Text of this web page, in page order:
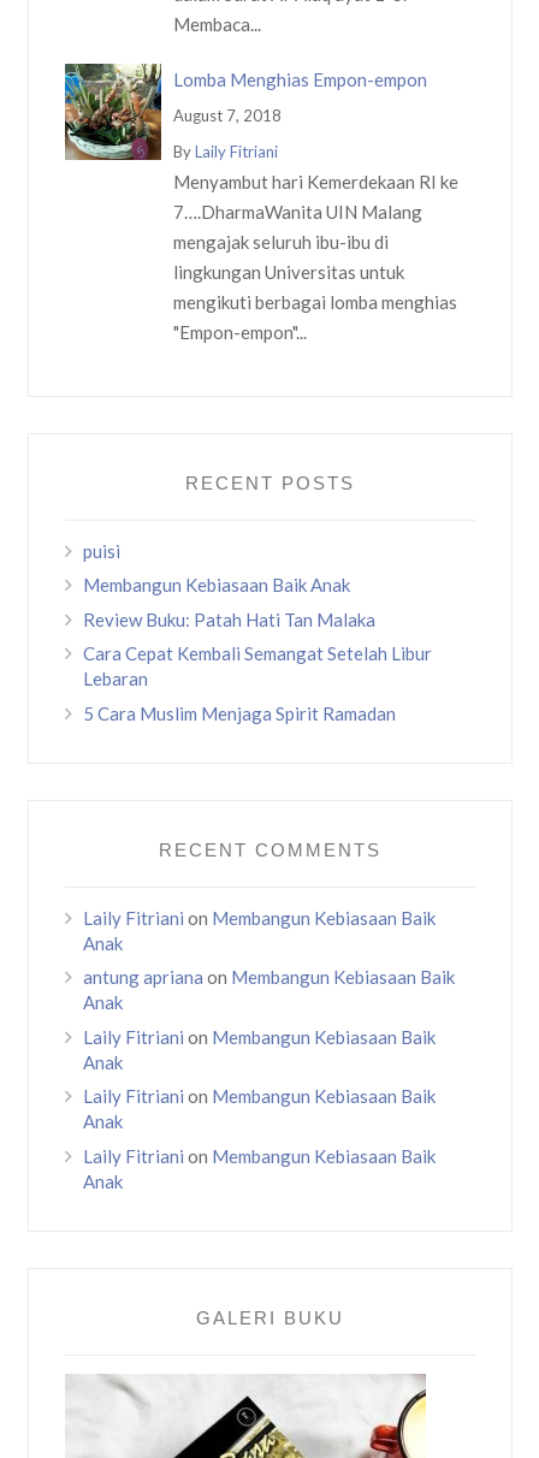
Membaca...
Lomba Menghias Empon-empon
August 7, 2018
ByLaily Fitriani
Menyambut hari Kemerdekaan RI ke
7….DharmaWanita UIN Malang
mengajak seluruh ibu-ibu di
lingkungan Universitas untuk
mengikuti berbagai lomba menghias
"Empon-empon"...
RECENT POSTS
puisi
Membangun Kebiasaan Baik Anak
Review Buku: Patah Hati Tan Malaka
Cara Cepat Kembali Semangat Setelah Libur
Lebaran
5 Cara Muslim Menjaga Spirit Ramadan
RECENT COMMENTS
Laily Fitriani on Membangun Kebiasaan Baik
Anak
antung apriana on Membangun Kebiasaan Baik
Anak
Laily Fitriani on Membangun Kebiasaan Baik
Anak
Laily Fitriani on Membangun Kebiasaan Baik
Anak
Laily Fitriani on Membangun Kebiasaan Baik
Anak
GALERI BUKU